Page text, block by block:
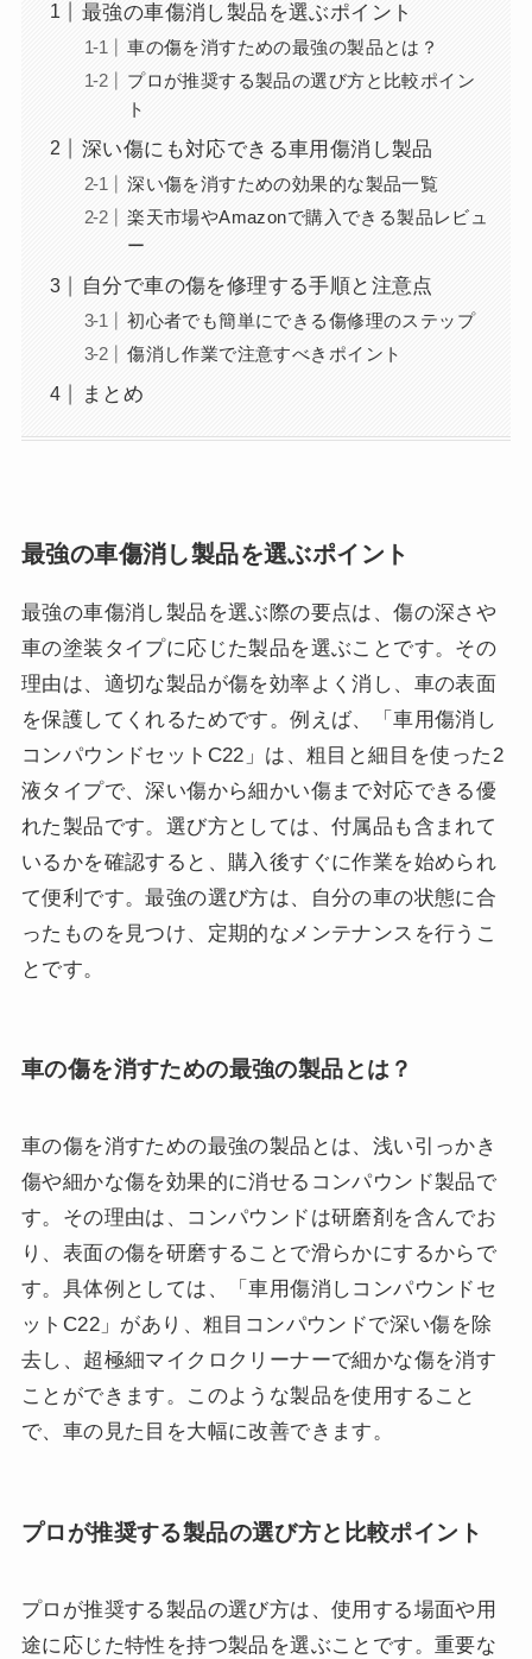
最強の車傷消し製品を選ぶポイント
車の傷を消すための最強の製品とは？
プロが推奨する製品の選び方と比較ポイン
ト
深い傷にも対応できる車用傷消し製品
深い傷を消すための効果的な製品一覧
楽天市場やAmazonで購入できる製品レビュ
ー
自分で車の傷を修理する手順と注意点
初心者でも簡単にできる傷修理のステップ
傷消し作業で注意すべきポイント
まとめ
最強の車傷消し製品を選ぶポイント
最強の車傷消し製品を選ぶ際の要点は、傷の深さや
車の塗装タイプに応じた製品を選ぶことです。その
理由は、適切な製品が傷を効率よく消し、車の表面
を保護してくれるためです。例えば、「車用傷消し
コンパウンドセットC22」は、粗目と細目を使った2
液タイプで、深い傷から細かい傷まで対応できる優
れた製品です。選び方としては、付属品も含まれて
いるかを確認すると、購入後すぐに作業を始められ
て便利です。最強の選び方は、自分の車の状態に合
ったものを見つけ、定期的なメンテナンスを行うこ
とです。
車の傷を消すための最強の製品とは？
車の傷を消すための最強の製品とは、浅い引っかき
傷や細かな傷を効果的に消せるコンパウンド製品で
す。その理由は、コンパウンドは研磨剤を含んでお
り、表面の傷を研磨することで滑らかにするからで
す。具体例としては、「車用傷消しコンパウンドセ
ットC22」があり、粗目コンパウンドで深い傷を除
去し、超極細マイクロクリーナーで細かな傷を消す
ことができます。このような製品を使用すること
で、車の見た目を大幅に改善できます。
プロが推奨する製品の選び方と比較ポイント
プロが推奨する製品の選び方は、使用する場面や用
途に応じた特性を持つ製品を選ぶことです。重要な